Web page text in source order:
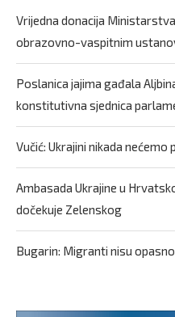
Vrijedna donacija
obrazovno-vaspitnim
Poslanica jajima gađala
konstitutivna sjednica
Vučić: Ukrajini nikada
Ambasada Ukrajine u
dočekuje Zelenskog
Bugarin: Migranti nisu